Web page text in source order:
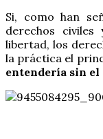
Si, como han
derechos
libertad, los
la práctica el
entendería sin el